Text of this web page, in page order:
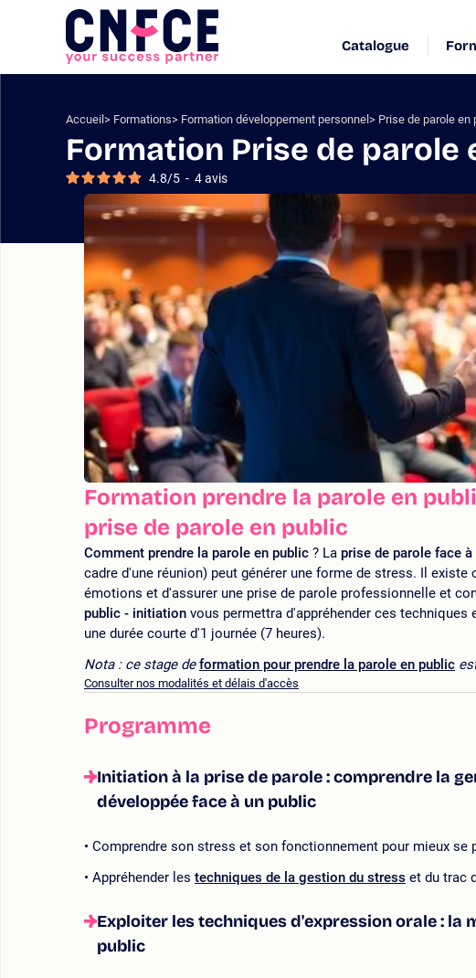
Aller
Logo
site
Catalogue
Accueil Formations Formation développement personnel Prise de parole en
Formation Prise de parole
4.8/5 - 4avis
Formation prendre la parole en
prise de parole en public
Comment prendre la parole en public ? La prise de parole face
cadre d'une réunion) peut générer une forme de stress. Il
émotions et d'assurer une prise de parole professionnelle et
public - initiation vous permettra d'appréhender ces techniques
une durée courte d'1 journée (7 heures).
Nota : ce stage de formation pour prendre la parole en public
Consulter nos modalités et délais d'accès
Programme
Initiation à la prise de parole : comprendre la
développée face à un public
Comprendre son stress et son fonctionnement pour mieux se
Appréhender les techniques de la gestion du stress et du trac
Exploiter les techniques d'expression orale : la
public